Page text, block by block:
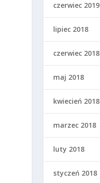
czerwiec 2019
lipiec 2018
czerwiec 2018
maj 2018
kwiecień 2018
marzec 2018
luty 2018
styczeń 2018